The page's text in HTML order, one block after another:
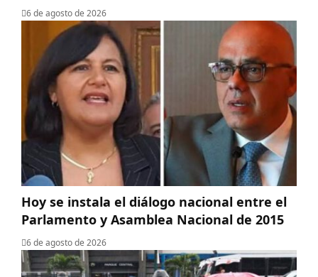
6 de agosto de 2026
Hoy se instala el diálogo nacional entre el
Parlamento y Asamblea Nacional de 2015
6 de agosto de 2026